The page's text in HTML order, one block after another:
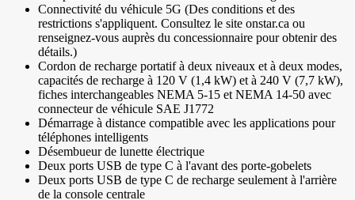
Connectivité du véhicule 5G (Des conditions et des
restrictions s'appliquent. Consultez le site onstar.ca ou
renseignez-vous auprès du concessionnaire pour obtenir des
détails.)
Cordon de recharge portatif à deux niveaux et à deux modes,
capacités de recharge à 120 V (1,4 kW) et à 240 V (7,7 kW),
fiches interchangeables NEMA 5-15 et NEMA 14-50 avec
connecteur de véhicule SAE J1772
Démarrage à distance compatible avec les applications pour
téléphones intelligents
Désembueur de lunette électrique
Deux ports USB de type C à l'avant des porte-gobelets
Deux ports USB de type C de recharge seulement à l'arrière
de la console centrale